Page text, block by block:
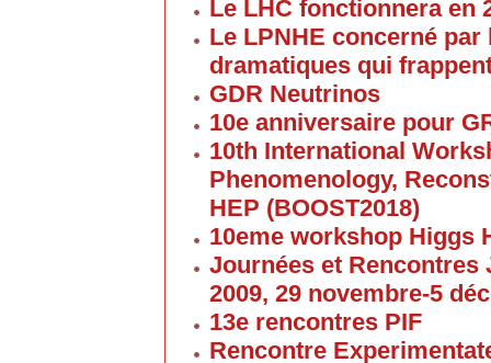
Le LHC fonctionnera en
Le LPNHE concerné par
dramatiques qui
GDR Neutrinos
10e anniversaire pour
10th International
Phenomenology,
HEP (BOOST2018)
10eme workshop Higgs
Journées et Rencontres
2009, 29 novembre-5
13e rencontres PIF
Rencontre